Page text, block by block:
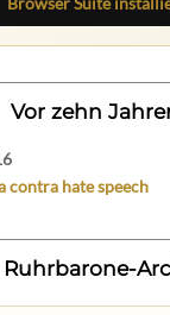
Vor zehn
contra hate speech
Ruhrbarone-